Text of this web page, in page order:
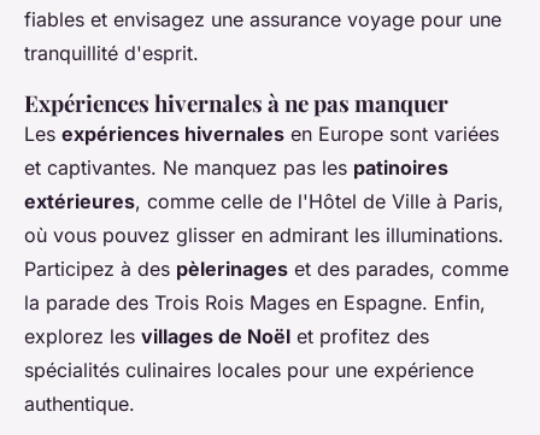
fiables et envisagez une assurance voyage pour une
tranquillité d'esprit.
Expériences hivernales à ne pas manquer
Les expériences hivernales en Europe sont variées
et captivantes. Ne manquez pas les patinoires
extérieures, comme celle de l'Hôtel de Ville à Paris,
où vous pouvez glisser en admirant les illuminations.
Participez à des pèlerinages et des parades, comme
la parade des Trois Rois Mages en Espagne. Enfin,
explorez les villages de Noël et profitez des
spécialités culinaires locales pour une expérience
authentique.